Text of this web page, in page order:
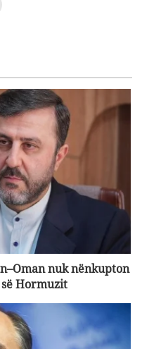
nuk nënkupton
Hormuzit